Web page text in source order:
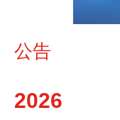
公告
2026